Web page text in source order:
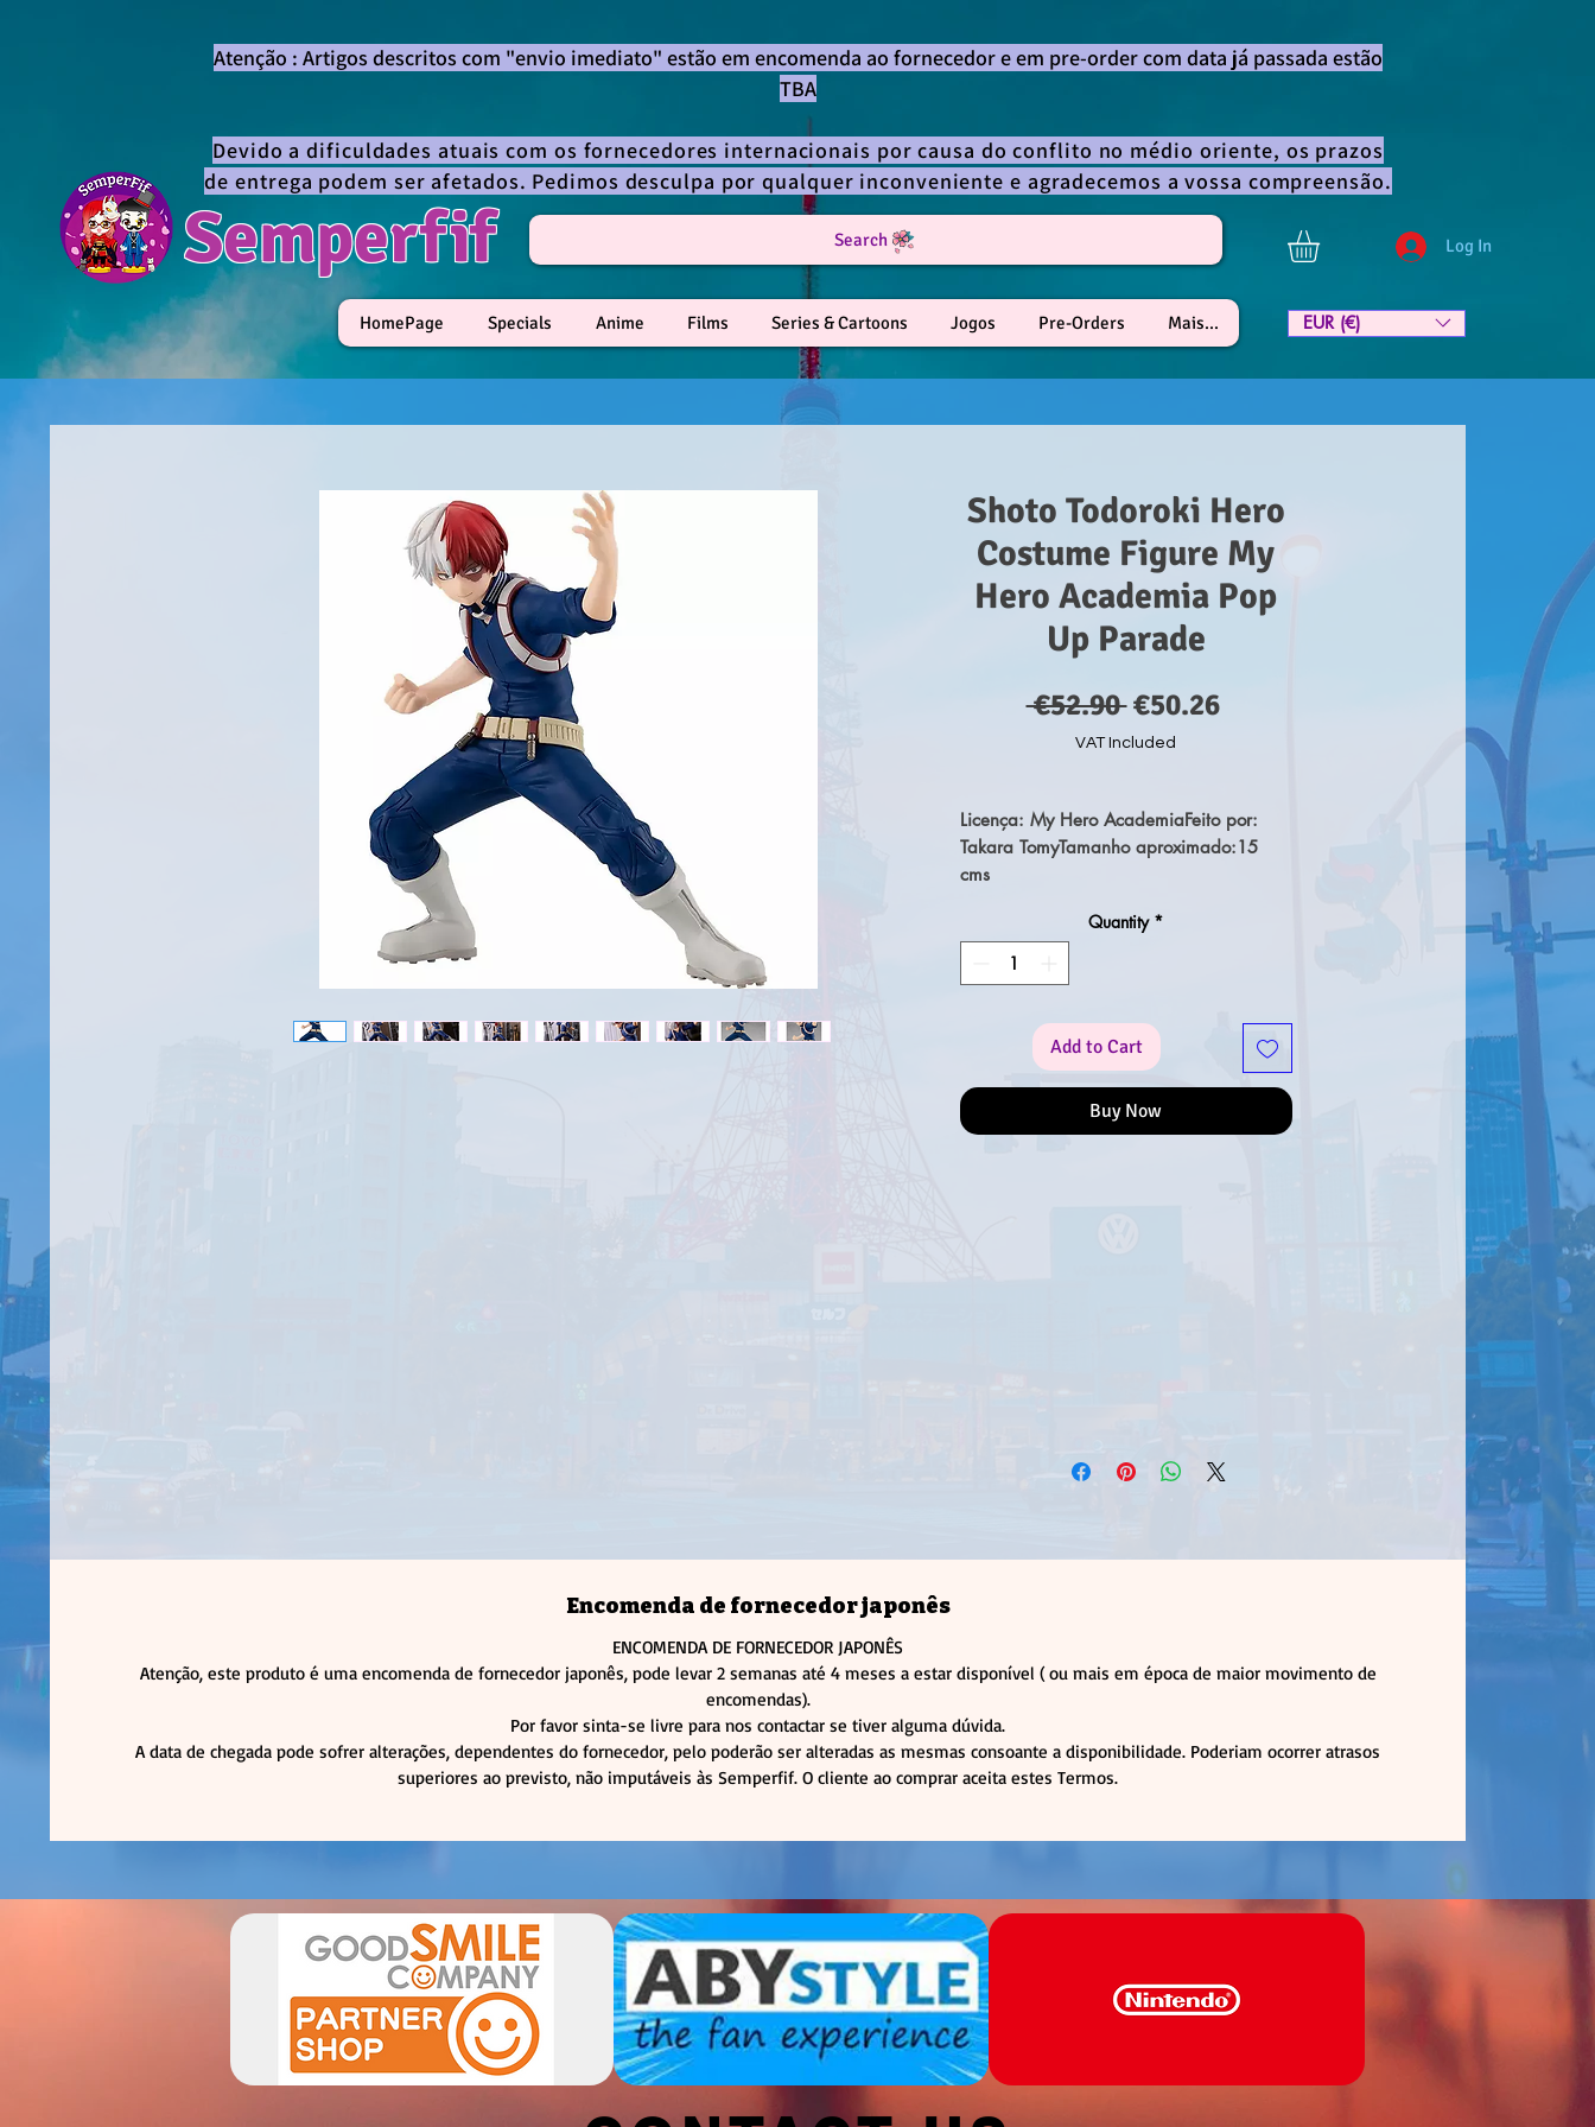
Semperfif Log In
Atenção : Artigos descritos com "envio imediato" estão em encomenda ao fornecedor e em pre-order com data já passada estão
TBA
Devido a dificuldades atuais com os fornecedores internacionais por causa do conflito no médio oriente, os prazos
de entrega podem ser afetados. Pedimos desculpa por qualquer inconveniente e agradecemos a vossa compreensão.
Search
HomePage Specials Anime Films Series & Cartoons Jogos Pre-Orders Mais... EUR (€)
Shoto Todoroki Hero
Costume Figure My
Hero Academia Pop
Up Parade
€52.90 Regular
Price
€50.26Sale
VAT Included
Licença: My Hero AcademiaFeito por:
Takara TomyTamanho aproximado:15
cms
Quantity *
Add to Cart
Buy Now
Encomenda de fornecedor japonês
ENCOMENDA DE FORNECEDOR JAPONÊS
Atenção, este produto é uma encomenda de fornecedor japonês, pode levar 2 semanas até 4 meses a estar disponível ( ou mais em época de maior movimento de
encomendas).
Por favor sinta-se livre para nos contactar se tiver alguma dúvida.
A data de chegada pode sofrer alterações, dependentes do fornecedor, pelo poderão ser alteradas as mesmas consoante a disponibilidade. Poderiam ocorrer atrasos
superiores ao previsto, não imputáveis às Semperfif. O cliente ao comprar aceita estes Termos.